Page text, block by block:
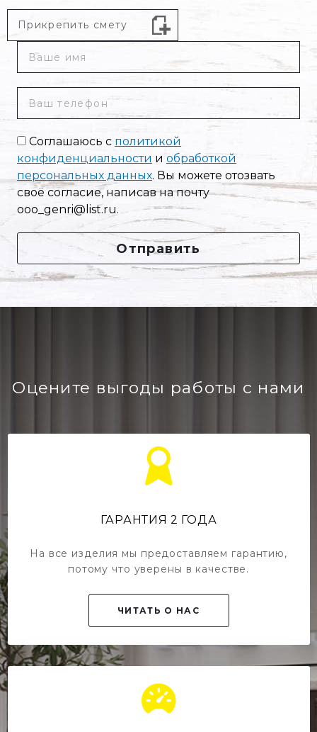
Прикрепить
смету
Ваше
Согласие
*
Соглашаюсь с политикой
конфиденциальности и обработкой
персональных данных. Вы можете отозвать
своё согласие, написав на почту
ooo_genri@list.ru.
Оцените выгоды работы с нами
ГАРАНТИЯ 2 ГОДА
На все изделия мы предоставляем гарантию,
потому что уверены в качестве.
ЧИТАТЬ О НАС